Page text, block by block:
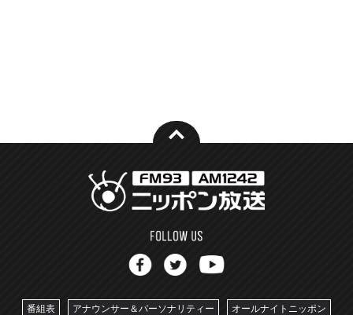
番組表 アナウンサー＆パーソナリティー オールナイトニッポン